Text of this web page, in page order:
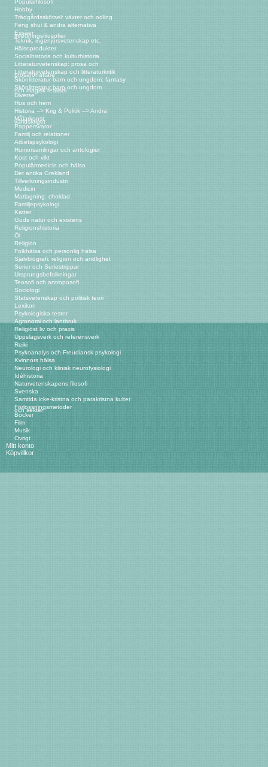
Populärfilosofi
Hobby
Trädgårdsskötsel: växter och odling
Feng shui & andra alternativa
inredningsfilosofier
Essäer
Teknik, ingenjörsvetenskap etc.
Hälsoprodukter
Socialhistoria och kulturhistoria
Litteraturvetenskap: prosa och
prosaförfattare
Litteraturvetenskap och litteraturkritik
Skönlitteratur barn och ungdom: fantasy
och magisk realism
Skönlitteratur barn och ungdom
Diverse
Hus och hem
Historia --> Krig & Politik --> Andra
världskriget
Målarkonst
Pappersvaror
Familj och relationer
Arbetspsykologi
Humorsamlingar och antologier
Kost och vikt
Populärmedicin och hälsa
Det antika Grekland
Tillverkningsindustri
Medicin
Matlagning: choklad
Familjepsykologi
Katter
Guds natur och existens
Religionshistoria
Öl
Religion
Folkhälsa och personlig hälsa
Självbiografi: religion och andlighet
Serier och Seriestrippar
Ursprungsbefolkningar
Teosofi och antroposofi
Sociologi
Statsvetenskap och politisk teori
Lexikon
Psykologiska tester
Agronomi och lantbruk
Religiöst liv och praxis
Uppslagsverk och referensverk
Reiki
Psykoanalys och Freudiansk psykologi
Kvinnors hälsa
Neurologi och klinisk neurofysiologi
Idéhistoria
Naturvetenskapens filosofi
Svenska
Samtida icke-kristna och parakristna kulter
och sekter
Förlossningsmetoder
Böcker
Film
Musik
Övrigt
Mitt konto
Köpvillkor